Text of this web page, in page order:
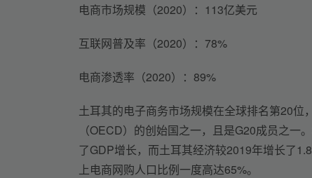
电商市场规模（2020）：113亿美元
互联网普及率（2020）：78%
电商渗透率（2020）：89%
土耳其的电子商务市场规模在全球排名第20
（OECD）的创始国之一，且是G20成员之
了GDP增长，而土耳其经济较2019年增长了
上电商网购人口比例一度高达65%。